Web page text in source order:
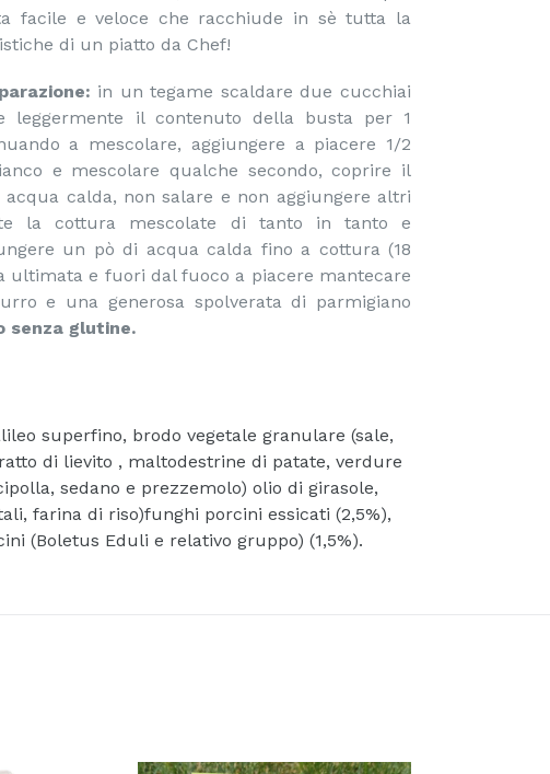
facile e veloce che racchiude in sè tutta la
di un piatto da Chef!
in un tegame scaldare due cucchiai
leggermente il contenuto della busta per 1
a mescolare, aggiungere a piacere 1/2
e mescolare qualche secondo, coprire il
calda, non salare e non aggiungere altri
la cottura mescolate di tanto in tanto e
un pò di acqua calda fino a cottura (18
ultimata e fuori dal fuoco a piacere mantecare
e una generosa spolverata di parmigiano
senza glutine.
superfino, brodo vegetale granulare (sale,
di lievito , maltodestrine di patate, verdure
sedano e prezzemolo) olio di girasole,
farina di riso)funghi porcini essicati (2,5%),
(Boletus Eduli e relativo gruppo) (1,5%).